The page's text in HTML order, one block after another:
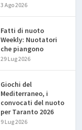
3 Ago 2026
Fatti di nuoto
Weekly: Nuotatori
che piangono
29 Lug 2026
Giochi del
Mediterraneo, i
convocati del nuoto
per Taranto 2026
9 Lug 2026